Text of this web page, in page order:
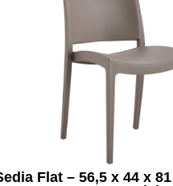
Flat – 56,5 x 44 x